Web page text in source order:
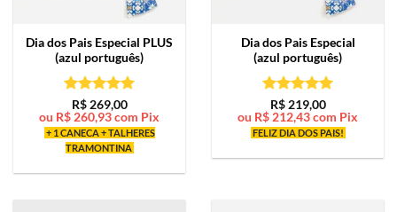
Dia dos Pais Especial PLUS
(azul português)
Avaliação5
de 5
R$269,00
ou R$260,93com Pix
+ 1 CANECA + TALHERES
TRAMONTINA
Dia dos Pais Especial
(azul português)
Avaliação5
de 5
R$219,00
ou R$212,43com Pix
FELIZ DIA DOS PAIS!